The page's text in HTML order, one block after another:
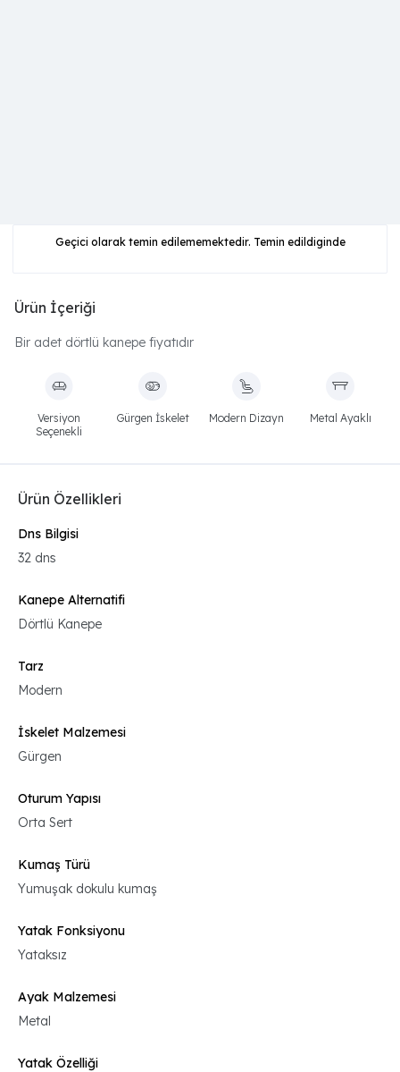
Geçici olarak temin edilememektedir. Temin edildiginde
Ürün İçeriği
Bir adet dörtlü kanepe fiyatıdır
Versiyon
Seçenekli
Gürgen İskelet Modern Dizayn Metal Ayaklı
Ürün Özellikleri
Dns Bilgisi
32 dns
Kanepe Alternatifi
Dörtlü Kanepe
Tarz
Modern
İskelet Malzemesi
Gürgen
Oturum Yapısı
Orta Sert
Kumaş Türü
Yumuşak dokulu kumaş
Yatak Fonksiyonu
Yataksız
Ayak Malzemesi
Metal
Yatak Özelliği